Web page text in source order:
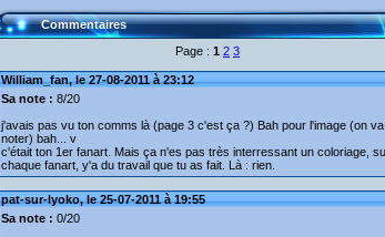
Commentaires
Page : 1 2 3
William_fan, le 27-08-2011 à 23:12
Sa note : 8/20
j'avais pas vu ton comms là (page 3 c'est ça ?) Bah pour l'image (on
noter) bah... v
c'était ton 1er fanart. Mais ça n'es pas très interressant un coloriage,
chaque fanart, y'a du travail que tu as fait. Là : rien.
pat-sur-lyoko, le 25-07-2011 à 19:55
Sa note : 0/20